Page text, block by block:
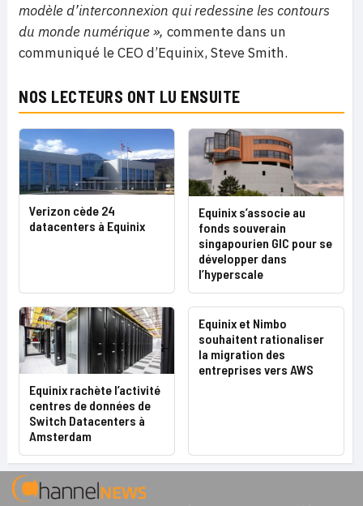
modèle d’interconnexion qui redessine les contours
du monde numérique », commente dans un
communiqué le CEO d’Equinix, Steve Smith.
NOS LECTEURS ONT LU ENSUITE
Verizon cède 24
datacenters à Equinix
Equinix s’associe au
fonds souverain
singapourien GIC pour se
développer dans
l’hyperscale
Equinix rachète l’activité
centres de données de
Switch Datacenters à
Amsterdam
Equinix et Nimbo
souhaitent rationaliser
la migration des
entreprises vers AWS